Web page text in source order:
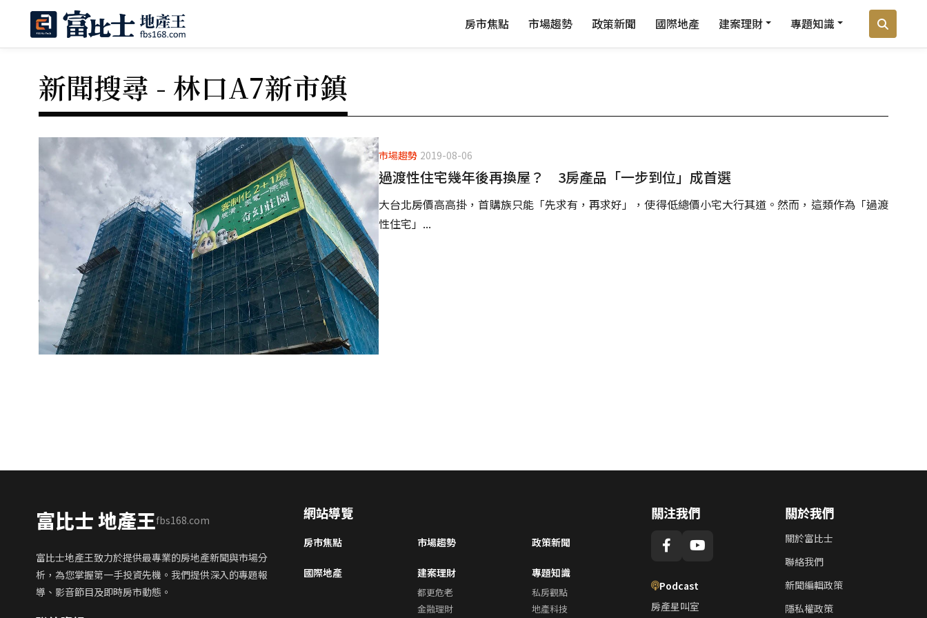
房市焦點 市場趨勢 政策新聞 國際地產 建案理財 專題知識
新聞搜尋 - 林口A7新市鎮
市場趨勢 2019-08-06
過渡性住宅幾年後再換屋？ 3房產品「一步到位」成首選
大台北房價高高掛，首購族只能「先求有，再求好」，使得低總價小宅大行其道。然而，這類作為「過渡
性住宅」...
富比士 地產王fbs168.com
富比士地產王致力於提供最專業的房地產新聞與市場分
析，為您掌握第一手投資先機。我們提供深入的專題報
導、影音節目及即時房市動態。
網站導覽
房市焦點 市場趨勢 政策新聞
國際地產 建案理財
都更危老
金融理財
專題知識
私房觀點
地產科技
關注我們
Podcast
房產星叫室
關於我們
關於富比士
聯絡我們
新聞編輯政策
隱私權政策